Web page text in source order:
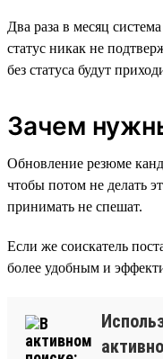
Два раза в месяц
статус никак не
без статуса будут
Зачем
Обновление резюме
чтобы потом не делать
принимать не спешат.
Если же соискатель
более удобным и